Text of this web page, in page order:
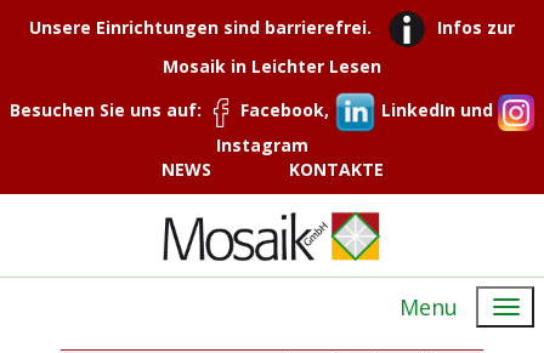
Unsere Einrichtungen sind barrierefrei.
Infos zur
Mosaik in Leichter Lesen
Besuchen Sie uns auf:
Facebook,
LinkedIn und
Instagram
NEWS
KONTAKTE
Menu